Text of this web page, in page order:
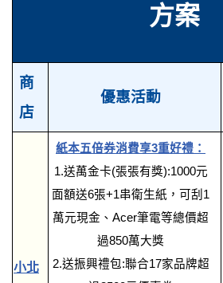
方案
商
店
優惠活動
小北
紙本五倍券消費享3重好禮：
1.送萬金卡(張張有獎):1000元
面額送6張+1串衛生紙，可刮1
萬元現金、Acer筆電等總價超
過850萬大獎
2.送振興禮包:聯合17家品牌超